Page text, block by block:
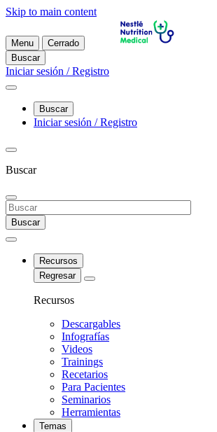
Skip to main content
Menu
Cerrado
Buscar
Iniciar sesión / Registro
Buscar
Iniciar sesión / Registro
Buscar
Buscar
Recursos
Regresar
Recursos
Descargables
Infografías
Videos
Trainings
Recetarios
Para Pacientes
Seminarios
Herramientas
Temas